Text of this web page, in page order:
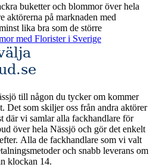
buketter och blommor över hela
aktörerna på marknaden med
lika bra som de större
med Florister i Sverige
till någon du tycker om kommer
Det som skiljer oss från andra aktörer
där vi samlar alla fackhandlare för
över hela Nässjö och gör det enkelt
vi valt
och snabb leverans om
klockan 14.